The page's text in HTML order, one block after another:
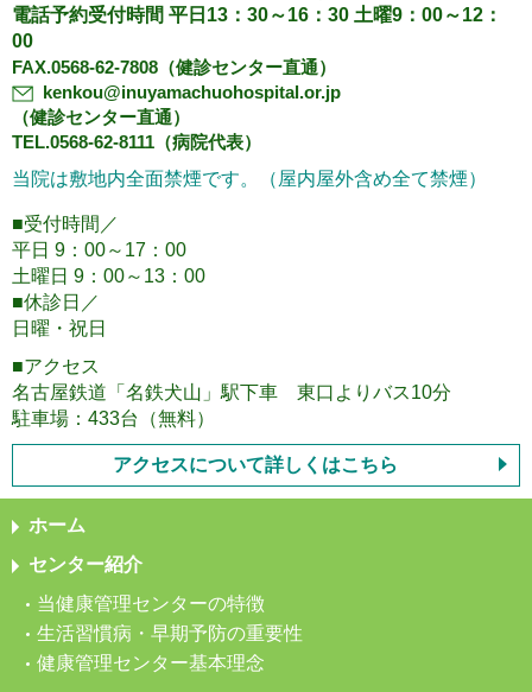
電話予約受付時間 平日13：30～16：30 土曜9：00～12：
00
FAX.0568-62-7808（健診センター直通）
kenkou@inuyamachuohospital.or.jp
（健診センター直通）
TEL.0568-62-8111（病院代表）
当院は敷地内全面禁煙です。（屋内屋外含め全て禁煙）
■受付時間／
平日 9：00～17：00
土曜日 9：00～13：00
■休診日／
日曜・祝日
■アクセス
名古屋鉄道「名鉄犬山」駅下車 東口よりバス10分
駐車場：433台（無料）
アクセスについて詳しくはこちら
ホーム
センター紹介
当健康管理センターの特徴
生活習慣病・早期予防の重要性
健康管理センター基本理念